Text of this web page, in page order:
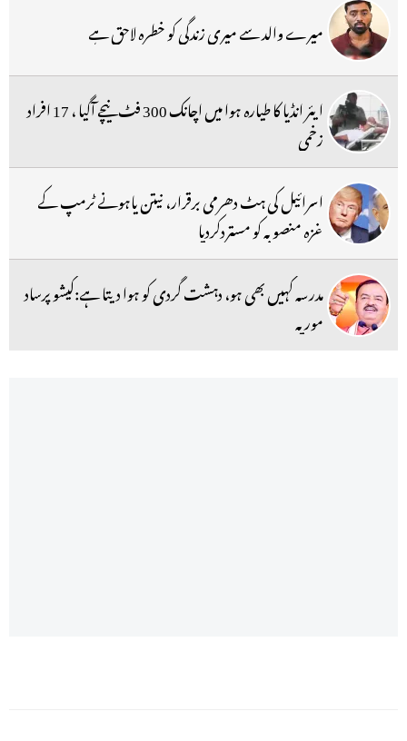
میرے والد سے میری زندگی کو خطرہ لاحق ہے
ایئر انڈیا کا طیارہ ہوا میں اچانک 300 فٹ نیچے آگیا ، 17 افراد
زخمی
اسرائیل کی ہٹ دھرمی برقرار، نیتن یاہونے ٹرمپ کے
غزہ منصوبہ کو مستردکردیا
مدرسہ کہیں بھی ہو، دہشت گردی کو ہوا دیتا ہے:کیشو پرساد
موریہ